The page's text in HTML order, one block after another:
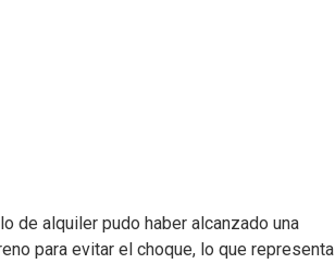
de alquiler pudo haber alcanzado una
para evitar el choque, lo que representa